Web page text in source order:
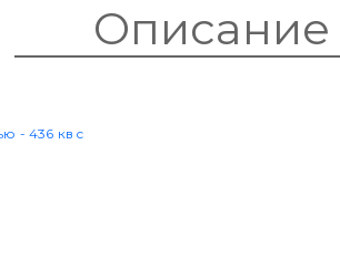
Описание